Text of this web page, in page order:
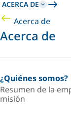
ACERCA DE
Acerca de
Acerca de
¿Quiénes somos?
Resumen de la
misión